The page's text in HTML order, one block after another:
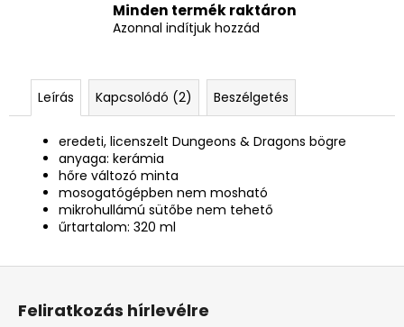
Minden termék raktáron
Azonnal indítjuk hozzád
Leírás Kapcsolódó (2) Beszélgetés
eredeti, licenszelt Dungeons & Dragons bögre
anyaga: kerámia
hőre változó minta
mosogatógépben nem mosható
mikrohullámú sütőbe nem tehető
űrtartalom: 320 ml
Feliratkozás hírlevélre